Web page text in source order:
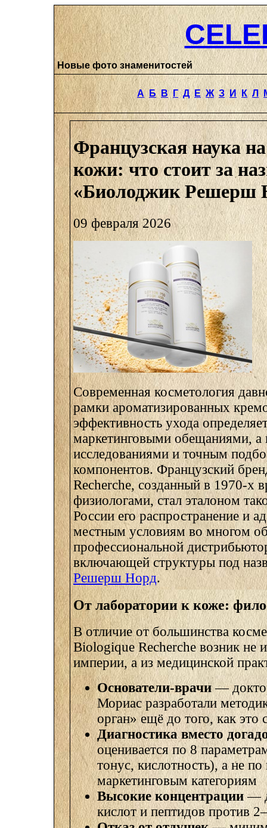
Новые фото знаменитостей
А Б В Г Д Е Ж З И К Л
Французская наука
кожи: что стоит за
«Биолоджик Решерш
09 февраля 2026
Современная косметология
рамки ароматизированных
эффективность ухода
маркетинговыми обещаниями, а
исследованиями и точным
компонентов. Французский
Recherche, созданный в 1970-х
физиологами, стал эталоном
России его распространение и
местным условиям во многом
профессиональной
включающей структуры под
Решерш Норд.
От лаборатории к коже:
В отличие от большинства
Biologique Recherche возник не
империи, а из медицинской
Основатели-врачи—
Мориас разработали
орган» ещё до того, как это
Диагностика вместо
оценивается по 8
тонус, кислотность), а не по
маркетинговым категориям
Высокие концентрации—
кислот и пептидов против